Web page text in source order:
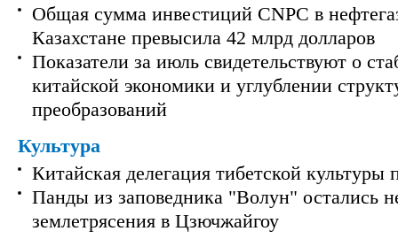
Общая сумма инвестиций CNPC в
Казахстане превысила 42 млрд долларов
Показатели за июль свидетельствуют о
китайской экономики и углублении
преобразований
Культура
Китайская делегация тибетской культуры
Панды из заповедника "Волун" остались
землетрясения в Цзючжайгоу